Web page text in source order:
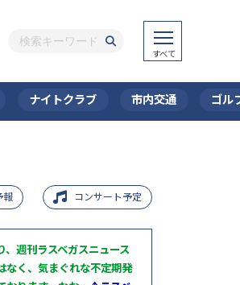
ナイトクラブ 市内交通 ゴル
報 コンサート予定
、週刊ラスベガスニュース
なく、気まぐれな不定期発